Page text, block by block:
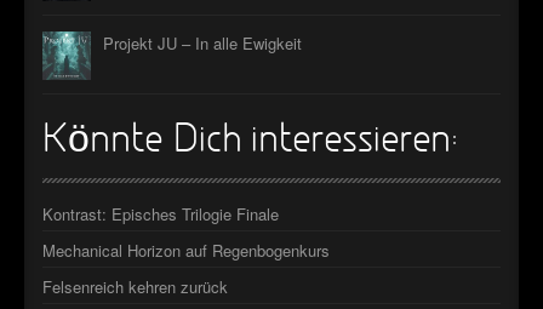
Projekt JU – In alle Ewigkeit
Könnte Dich interessieren:
Kontrast: Episches Trilogie Finale
Mechanical Horizon auf Regenbogenkurs
Felsenreich kehren zurück